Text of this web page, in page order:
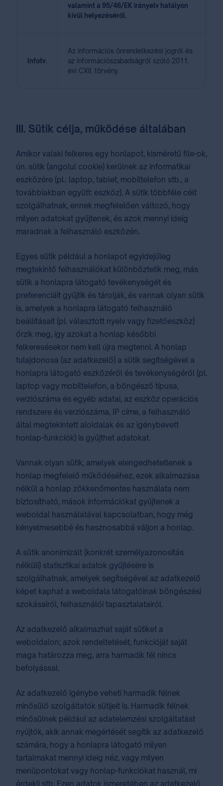
valamint a 95/46/EK irányelv hatályon
kívül helyezéséről.
Infotv.
Az információs önrendelkezési jogról és
az információszabadságról szóló 2011.
évi CXII. törvény.
III. Sütik célja, működése általában
Amikor valaki felkeres egy honlapot, kisméretű file-ok,
ún. sütik (angolul cookie) kerülnek az informatikai
eszközére (pl.: laptop, tablet, mobiltelefon stb., a
továbbiakban együtt: eszköz). A sütik többféle célt
szolgálhatnak, ennek megfelelően változó, hogy
milyen adatokat gyűjtenek, és azok mennyi ideig
maradnak a felhasználó eszközén.
Egyes sütik például a honlapot egyidejűleg
megtekintő felhasználókat különböztetik meg, más
sütik a honlapra látogató tevékenységét és
preferenciáit gyűjtik és tárolják, és vannak olyan sütik
is, amelyek a honlapra látogató felhasználó
beállításait (pl. választott nyelv vagy fizetőeszköz)
őrzik meg, így azokat a honlap későbbi
felkeresésekor nem kell újra megtenni. A honlap
tulajdonosa (az adatkezelő) a sütik segítségével a
honlapra látogató eszközéről és tevékenységéről (pl.
laptop vagy mobiltelefon, a böngésző típusa,
verziószáma és egyéb adatai, az eszköz operációs
rendszere és verziószáma, IP címe, a felhasználó
által megtekintett aloldalak és az igénybevett
honlap-funkciók) is gyűjthet adatokat.
Vannak olyan sütik, amelyek elengedhetetlenek a
honlap megfelelő működéséhez, ezek alkalmazása
nélkül a honlap zökkenőmentes használata nem
biztosítható, mások információkat gyűjtenek a
weboldal használatával kapcsolatban, hogy még
kényelmesebbé és hasznosabbá váljon a honlap.
A sütik anonimizált (konkrét személyazonosítás
nélküli) statisztikai adatok gyűjtésére is
szolgálhatnak, amelyek segítségével az adatkezelő
képet kaphat a weboldala látogatóinak böngészési
szokásairól, felhasználói tapasztalatairól.
Az adatkezelő alkalmazhat saját sütiket a
weboldalon; azok rendeltetését, funkcióját saját
maga határozza meg, arra harmadik fél nincs
befolyással.
Az adatkezelő igénybe veheti harmadik félnek
minősülő szolgáltatók sütijeit is. Harmadik félnek
minősülnek például az adatelemzési szolgáltatást
nyújtók, akik annak megértését segítik az adatkezelő
számára, hogy a honlapra látogató milyen
tartalmakat mennyi ideig néz, vagy milyen
menüpontokat vagy honlap-funkciókat használ, mi
érdekli stb. Ezen adatok ismeretében az adatkezelő